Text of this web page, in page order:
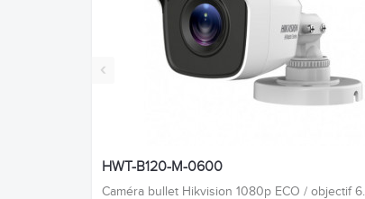
‹
HWT-B120-M-0600
Caméra bullet Hikvision 1080p ECO / objectif